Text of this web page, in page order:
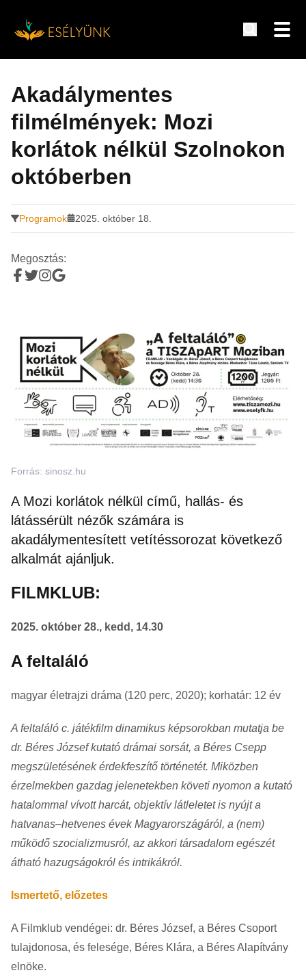
tartalomra
Akadálymentes
filmélmények: Mozi
korlátok nélkül Szolnokon
októberben
Programok 2025. október 18.
Megosztás:
Forrás: sinosz.hu
A Mozi korlátok nélkül című, hallás- és
látássérült nézők számára is
akadálymentesített vetítéssorozat következő
alkalmát ajánljuk.
FILMKLUB:
2025. október 28., kedd, 14.30
A feltaláló
magyar életrajzi dráma (120 perc, 2020); korhatár: 12 év
A feltaláló c. játékfilm dinamikus képsorokban mutatja be
dr. Béres József kutató drámai sorsát, a Béres Csepp
megszületésének érdekfeszítő történetét. Miközben
érzelmekben gazdag jelenetekben követi nyomon a kutató
hatalommal vívott harcát, objektív látleletet is nyújt a
hatvanas–hetvenes évek Magyarországáról, a (nem)
működő szocializmusról, az akkori társadalom egészét
átható hazugságokról és intrikákról.
Ismertető, előzetes
A Filmklub vendégei: dr. Béres József, a Béres Csoport
tulajdonosa, és felesége, Béres Klára, a Béres Alapítvány
elnöke.